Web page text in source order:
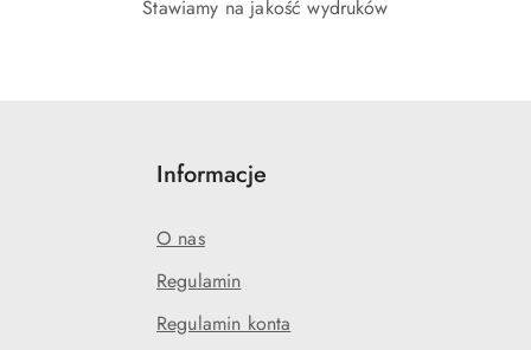
Stawiamy na jakość wydruków
Informacje
O nas
Regulamin
Regulamin konta